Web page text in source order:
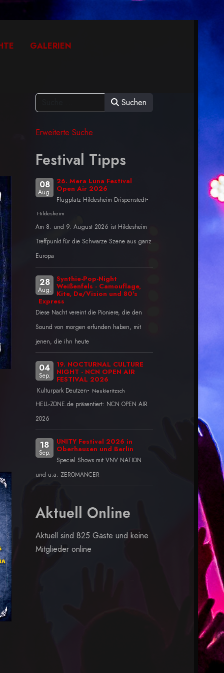
GALERIEN
Suchen
Erweiterte Suche
Festival Tipps
08
Aug.
26. Mera Luna Festival
Open Air 2026
Flugplatz Hildesheim Drispenstedt-
Hildesheim
Am 8. und 9. August 2026 ist Hildesheim
Treffpunkt für die Schwarze Szene aus ganz
Europa
28
Aug.
Synthie-Pop-Night
Weißenfels - Camouflage,
Kite, De/Vision und 80's
Express
Diese Nacht vereint die Pioniere, die den
Sound von morgen erfunden haben, mit
jenen, die ihn heute
04
Sep.
19. NOCTURNAL CULTURE
NIGHT - NCN OPEN AIR
FESTIVAL 2026
Kulturpark Deutzen- Neukieritzsch
HELL-ZONE.de präsentiert: NCN OPEN AIR
2026
18
Sep.
UNITY Festival 2026 in
Oberhausen und Berlin
Special Shows mit VNV NATION
und u.a. ZEROMANCER
Aktuell Online
Aktuell sind 825 Gäste und keine
Mitglieder online